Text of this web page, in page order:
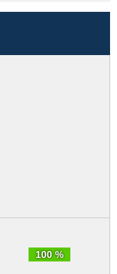
100 %